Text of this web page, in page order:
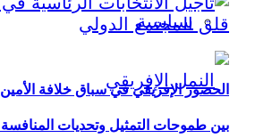
سياسية
الحضور الإفريقي في سباق خلافة الأمين
بين طموحات التمثيل وتحديات المنافسة